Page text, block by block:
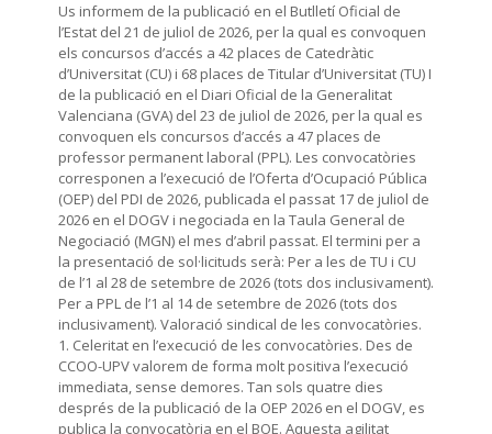
Us informem de la publicació en el Butlletí Oficial de
l’Estat del 21 de juliol de 2026, per la qual es convoquen
els concursos d’accés a 42 places de Catedràtic
d’Universitat (CU) i 68 places de Titular d’Universitat (TU) I
de la publicació en el Diari Oficial de la Generalitat
Valenciana (GVA) del 23 de juliol de 2026, per la qual es
convoquen els concursos d’accés a 47 places de
professor permanent laboral (PPL). Les convocatòries
corresponen a l’execució de l’Oferta d’Ocupació Pública
(OEP) del PDI de 2026, publicada el passat 17 de juliol de
2026 en el DOGV i negociada en la Taula General de
Negociació (MGN) el mes d’abril passat. El termini per a
la presentació de sol·licituds serà: Per a les de TU i CU
de l’1 al 28 de setembre de 2026 (tots dos inclusivament).
Per a PPL de l’1 al 14 de setembre de 2026 (tots dos
inclusivament). Valoració sindical de les convocatòries.
1. Celeritat en l’execució de les convocatòries. Des de
CCOO-UPV valorem de forma molt positiva l’execució
immediata, sense demores. Tan sols quatre dies
després de la publicació de la OEP 2026 en el DOGV, es
publica la convocatòria en el BOE. Aquesta agilitat